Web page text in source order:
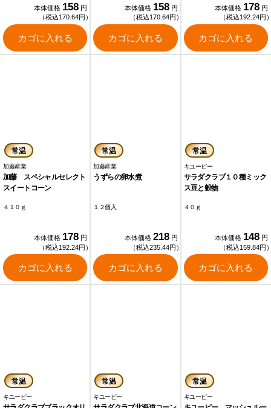
本体価格 158 円
（税込170.64円）
カゴに入れる
本体価格 158 円
（税込170.64円）
カゴに入れる
本体価格 178 円
（税込192.24円
カゴに入れる
常温
加藤産業
加藤 スペシャルセレクト
スイートコーン
４１０ｇ
本体価格 178 円
（税込192.24円）
カゴに入れる
常温
加藤産業
うずらの卵水煮
１２個入
本体価格 218 円
（税込235.44円）
カゴに入れる
常温
キユーピー
サラダクラブ１０種ミック
ス豆と穀物
４０ｇ
本体価格 148 円
（税込159.84円
カゴに入れる
常温
キユーピー
常温
キユーピー
常温
キユーピー